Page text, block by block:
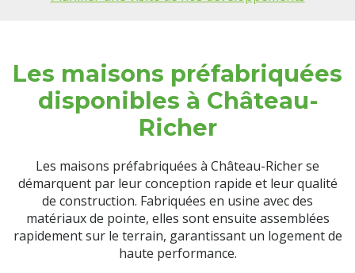
Les maisons préfabriquées
disponibles à Château-
Richer
Les maisons préfabriquées à Château-Richer se
démarquent par leur conception rapide et leur qualité
de construction. Fabriquées en usine avec des
matériaux de pointe, elles sont ensuite assemblées
rapidement sur le terrain, garantissant un logement de
haute performance.